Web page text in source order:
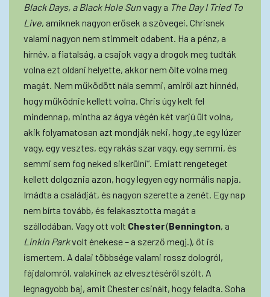
Black Days, a Black Hole Sunvagy a The Day I Tried To
Live, amiknek nagyon erősek a szövegei. Chrisnek
valami nagyon nem stimmelt odabent. Ha a pénz, a
hírnév, a fiatalság, a csajok vagy a drogok meg tudták
volna ezt oldani helyette, akkor nem ölte volna meg
magát. Nem működött nála semmi, amiről azt hinnéd,
hogy működnie kellett volna. Chris úgy kelt fel
mindennap, mintha az ágya végén két varjú ült volna,
akik folyamatosan azt mondják neki, hogy „te egy lúzer
vagy, egy vesztes, egy rakás szar vagy, egy semmi, és
semmi sem fog neked sikerülni”. Emiatt rengeteget
kellett dolgoznia azon, hogy legyen egy normális napja.
Imádta a családját, és nagyon szerette a zenét. Egy nap
nem bírta tovább, és felakasztotta magát a
szállodában. Vagy ott volt Chester(Bennington, a
Linkin Parkvolt énekese – a szerző megj.), őt is
ismertem. A dalai többsége valami rossz dologról,
fájdalomról, valakinek az elvesztéséről szólt. A
legnagyobb baj, amit Chester csinált, hogy feladta. Soha